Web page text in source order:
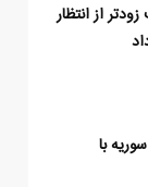
از انتظار
با